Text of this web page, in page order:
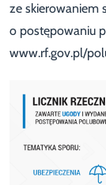
ze skierowaniem
o postępowaniu
www.rf.gov.pl/